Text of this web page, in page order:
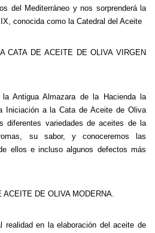
del Mediterráneo y nos sorprenderá la
conocida como la Catedral del Aceite
CATA DE ACEITE DE OLIVA VIRGEN
Antigua Almazara de la Hacienda la
Iniciación a la Cata de Aceite de Oliva
diferentes variedades de aceites de la
su sabor, y conoceremos las
ellos e incluso algunos defectos más
ACEITE DE OLIVA MODERNA.
en la elaboración del aceite de